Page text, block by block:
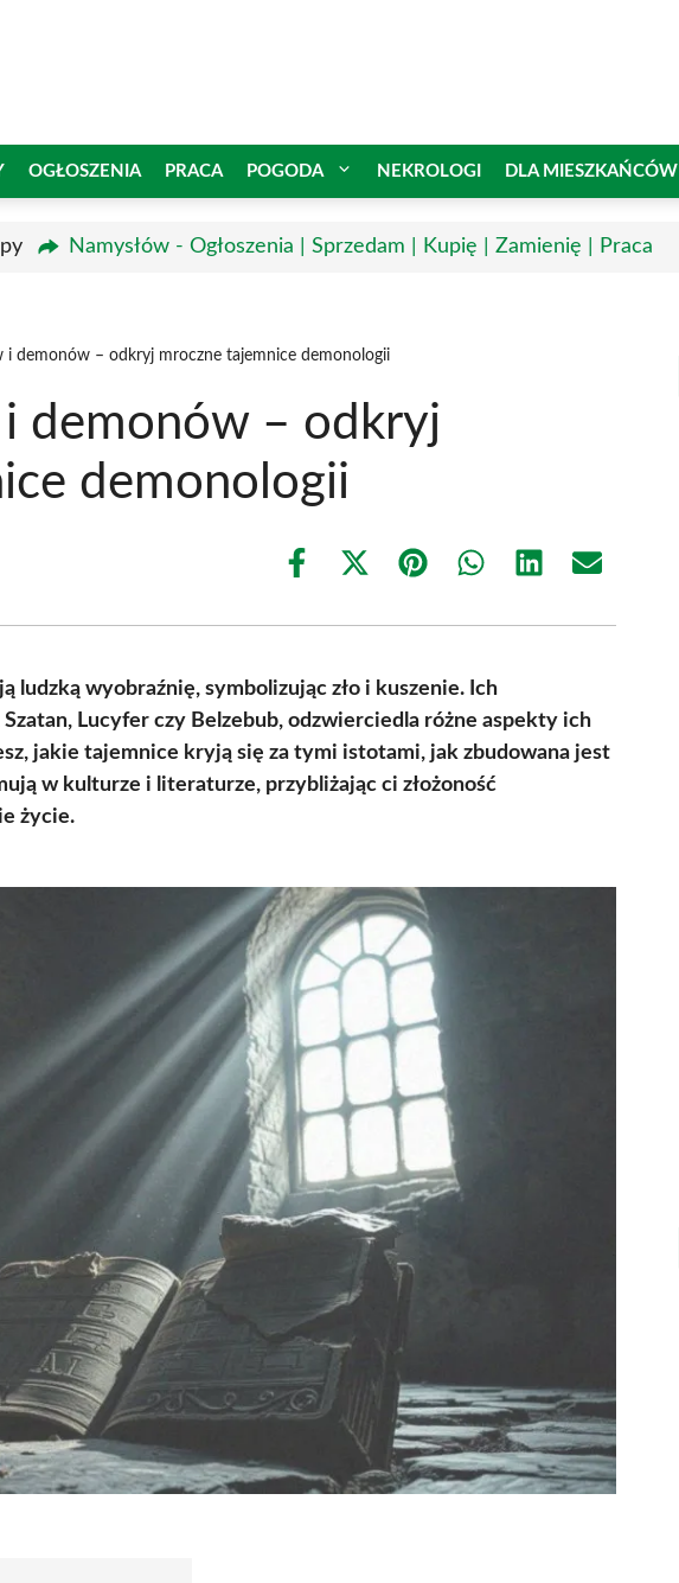
OGŁOSZENIA PRACA POGODA NEKROLOGI DLA MIESZKAŃCÓW
Namysłów - Ogłoszenia | Sprzedam | Kupię | Zamienię | Praca
i demonów – odkryj mroczne tajemnice demonologii
i demonów – odkryj
demonologii
Share
Share
(Twitter)
Share Share Share Share
ludzką wyobraźnię, symbolizując zło i kuszenie. Ich
Lucyfer czy Belzebub, odzwierciedla różne aspekty ich
jakie tajemnice kryją się za tymi istotami, jak zbudowana jest
w kulturze i literaturze, przybliżając ci złożoność
życie.